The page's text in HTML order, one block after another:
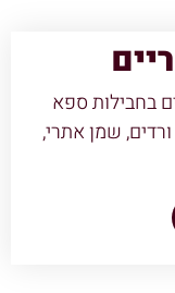
בחבילות ספא
שמן אתרי,